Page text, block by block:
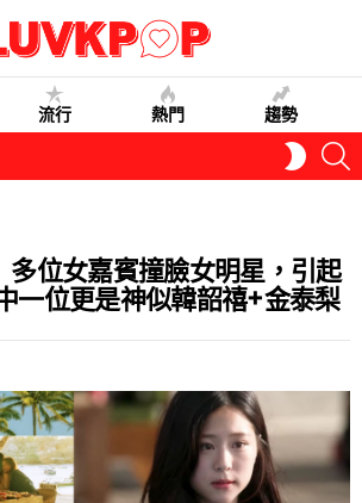
流行 熱門 趨勢
SKIN
多位女嘉賓撞臉女明星，引起
一位更是神似韓韶禧+金泰梨